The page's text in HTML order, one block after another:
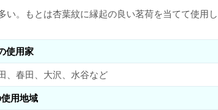
い。もとは杏葉紋に縁起の良い茗荷を当てて使用し
使用家
、春田、大沢、水谷など
用地域